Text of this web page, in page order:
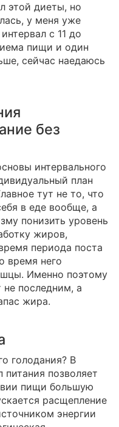
этой диеты, но
у меня уже
с 11 до
пищи и один
сейчас наедаюсь
без
интервального
план
тут не то, что
в еде вообще, а
понизить уровень
жиров,
периода поста
время него
Именно поэтому
последним, а
жира.
голодания? В
позволяет
пищи большую
расщепление
энергии